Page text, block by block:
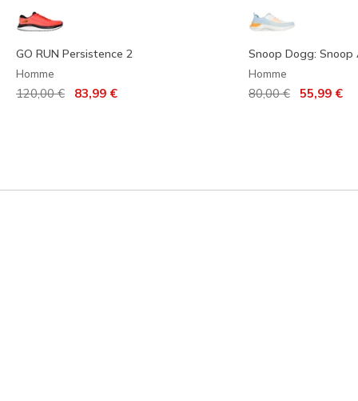
GO RUN Persistence 2
Homme
Prix réduit de
120,00 € 83,99 €
Snoop Dogg: Snoop
Homme
Prix réduit de
80,00 €à 55,99 €